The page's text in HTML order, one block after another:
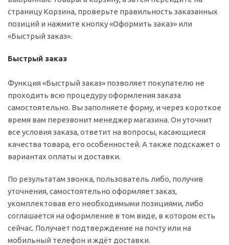
страницу Корзина, проверьте правильность заказанных
позиций и нажмите кнопку «Оформить заказ» или
«Быстрый заказ».
Быстрый заказ
Функция «Быстрый заказ» позволяет покупателю не
проходить всю процедуру оформления заказа
самостоятельно. Вы заполняете форму, и через короткое
время вам перезвонит менеджер магазина. Он уточнит
все условия заказа, ответит на вопросы, касающиеся
качества товара, его особенностей. А также подскажет о
вариантах оплаты и доставки.
По результатам звонка, пользователь либо, получив
уточнения, самостоятельно оформляет заказ,
укомплектовав его необходимыми позициями, либо
соглашается на оформление в том виде, в котором есть
сейчас. Получает подтверждение на почту или на
мобильный телефон и ждёт доставки.